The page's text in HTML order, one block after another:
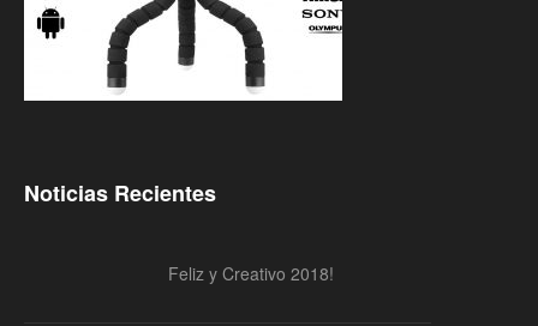
Noticias Recientes
Feliz y Creativo 2018!